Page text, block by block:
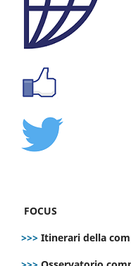
FOCUS
>>> Itinerari della